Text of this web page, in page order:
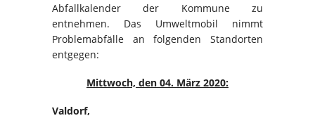
Abfallkalender der Kommune zu
entnehmen. Das Umweltmobil nimmt
Problemabfälle an folgenden Standorten
entgegen:
Mittwoch, den 04. März 2020:
Valdorf,